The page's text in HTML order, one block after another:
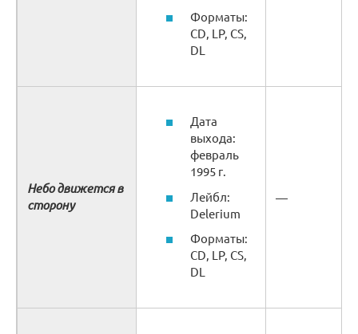
Форматы:
CD, LP, CS,
DL
Небо движется в
сторону
Дата
выхода:
февраль
1995 г.
Лейбл:
Delerium
Форматы:
CD, LP, CS,
DL
—